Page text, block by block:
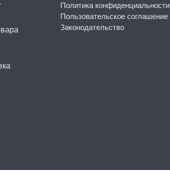
Политика конфиденциальности
Пользовательское соглашение
Законодательство